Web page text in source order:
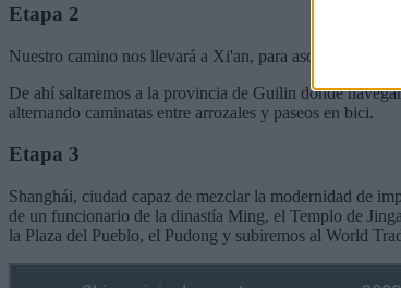
Etapa 2
Nuestro camino nos llevará a Xi'an, para asombrarnos
De ahí saltaremos a la provincia de Guilin donde
alternando caminatas entre arrozales y paseos en bici.
Etapa 3
Shanghái, ciudad capaz de mezclar la modernidad de
de un funcionario de la dinastía Ming, el Templo de
la Plaza del Pueblo, el Pudong y subiremos al World